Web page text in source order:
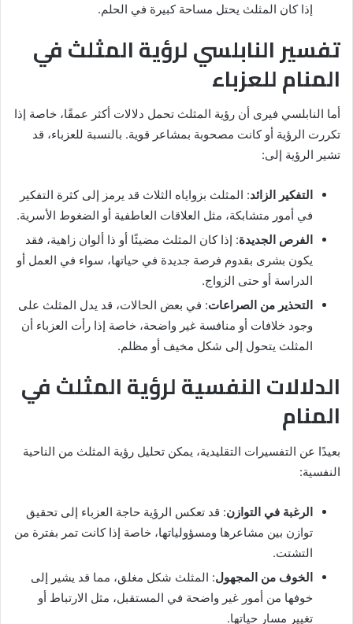
إذا كان المثلث يحتل مساحة كبيرة في الحلم.
تفسير النابلسي لرؤية المثلث في
المنام للعزباء
أما النابلسي فيرى أن رؤية المثلث تحمل دلالات أكثر عمقًا، خاصة إذا
تكررت الرؤية أو كانت مصحوبة بمشاعر قوية. بالنسبة للعزباء، قد
تشير الرؤية إلى:
التفكير الزائد: المثلث بزواياه الثلاث قد يرمز إلى كثرة التفكير
في أمور متشابكة، مثل العلاقات العاطفية أو الضغوط الأسرية.
الفرص الجديدة: إذا كان المثلث مضيئًا أو ذا ألوان زاهية، فقد
يكون بشرى بقدوم فرصة جديدة في حياتها، سواء في العمل أو
الدراسة أو حتى الزواج.
التحذير من الصراعات: في بعض الحالات، قد يدل المثلث على
وجود خلافات أو منافسة غير واضحة، خاصة إذا رأت العزباء أن
المثلث يتحول إلى شكل مخيف أو مظلم.
الدلالات النفسية لرؤية المثلث في
المنام
بعيدًا عن التفسيرات التقليدية، يمكن تحليل رؤية المثلث من الناحية
النفسية:
الرغبة في التوازن: قد تعكس الرؤية حاجة العزباء إلى تحقيق
توازن بين مشاعرها ومسؤولياتها، خاصة إذا كانت تمر بفترة من
التشتت.
الخوف من المجهول: المثلث شكل مغلق، مما قد يشير إلى
خوفها من أمور غير واضحة في المستقبل، مثل الارتباط أو
تغيير مسار حياتها.